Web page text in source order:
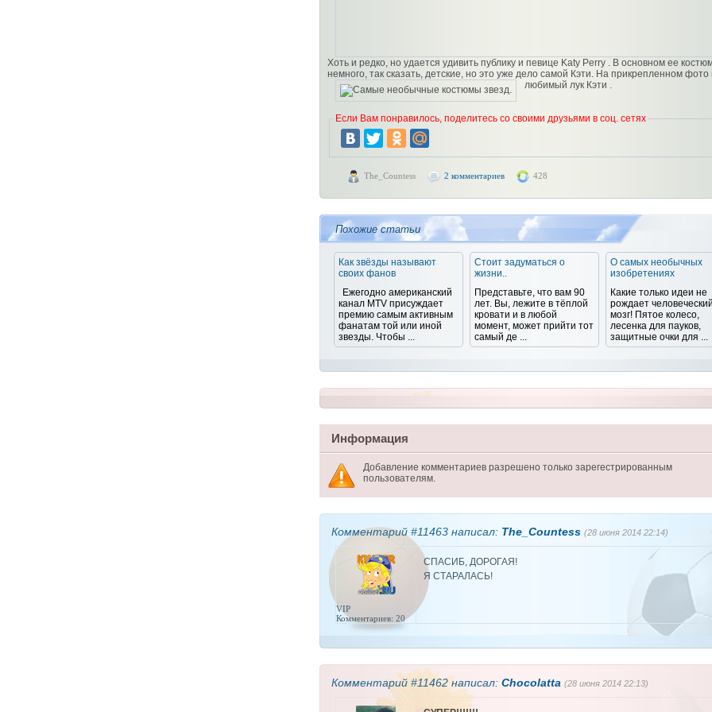
Хоть и редко, но удается удивить публику и певице Katy Perry . В основном ее
немного, так сказать, детские, но это уже дело самой Кэти. На прикрепленном фото
любимый лук Кэти .
Если Вам понравилось, поделитесь со своими друзьями в соц. сетях
The_Countess 2 комментариев 428
Похожие статьи
Как звёзды называют
своих фанов
Ежегодно американский
канал MTV присуждает
премию самым активным
фанатам той или иной
звезды. Чтобы ...
Стоит задуматься о
жизни..
Представьте, что вам 90
лет. Вы, лежите в тёплой
кровати и в любой
момент, может прийти тот
самый де ...
О самых необычных
изобретениях
Какие только идеи не
рождает
мозг! Пятое колесо,
лесенка для пауков,
защитные очки для ...
Информация
Добавление комментариев разрешено только зарегестрированным
пользователям.
Комментарий #11463 написал: The_Countess (28 июня 2014 22:14)
VIP
Комментариев: 20
СПАСИБ, ДОРОГАЯ!
Я СТАРАЛАСЬ!
Комментарий #11462 написал: Chocolatta (28 июня 2014 22:13)